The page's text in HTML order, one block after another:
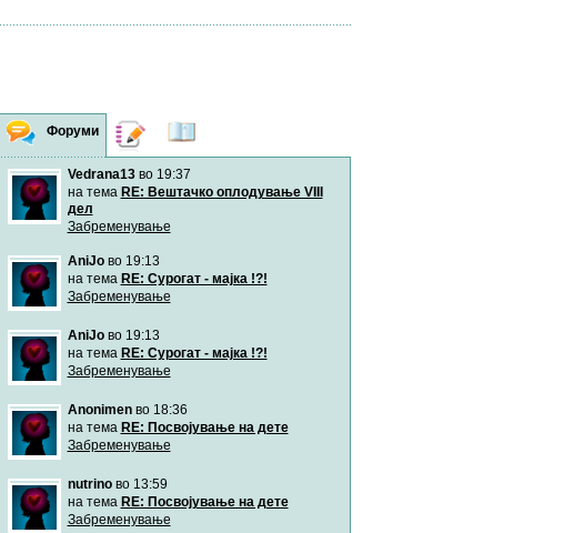
Форуми Дневници
Vedrana13во 19:37
на тема RE: Вештачко оплодување VIII
дел
Забременување
AniJoво 19:13
на тема RE: Сурогат - мајка !?!
Забременување
AniJoво 19:13
на тема RE: Сурогат - мајка !?!
Забременување
Anonimenво 18:36
на тема RE: Посвојување на дете
Забременување
nutrinoво 13:59
на тема RE: Посвојување на дете
Забременување